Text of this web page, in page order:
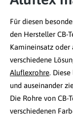
Für diesen
den Hersteller CB-
Kamineinsatz oder
verschiedene
Aluflexrohre.
und auseinander
Die Rohre von CB-
verschiedenen